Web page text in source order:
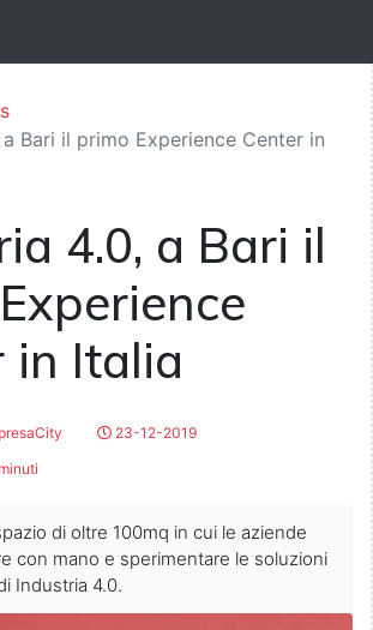
Bari il primo Experience Center in
4.0, a Bari il
in Italia
23-12-2019
minuti
di oltre 100mq in cui le aziende
con mano e sperimentare le soluzioni
Industria 4.0.